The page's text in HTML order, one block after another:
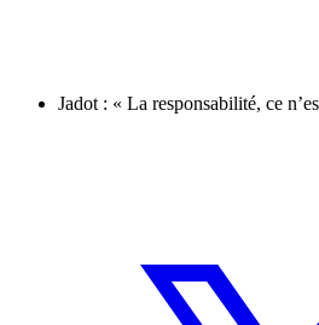
Jadot : « La responsabilité, ce